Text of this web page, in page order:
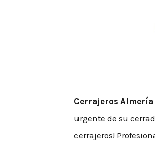
Cerrajeros Almería
urgente de su
cerrajeros!